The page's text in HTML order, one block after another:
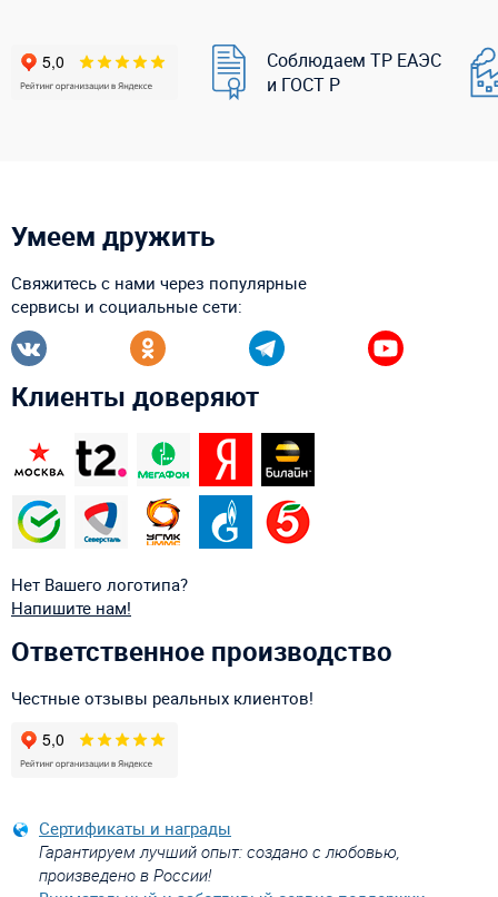
Соблюдаем ТР ЕАЭС
и ГОСТ Р
Умеем дружить
Свяжитесь с нами через популярные
сервисы и социальные сети:
Клиенты доверяют
Нет Вашего логотипа?
Напишите нам!
Ответственное производство
Честные отзывы реальных клиентов!
Сертификаты и награды
Гарантируем лучший опыт: создано с любовью,
произведено в России!